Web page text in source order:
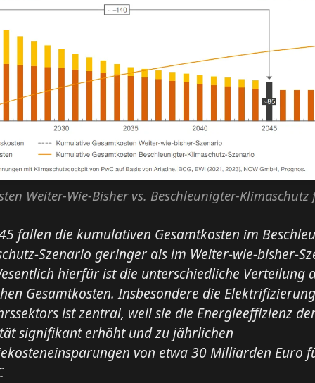
Weiter-Wie-Bisher vs. Beschleunigter-Klimaschutz
fallen die kumulativen Gesamtkosten im
Szenario geringer als im Weiter-wie-bisher-
hierfür ist die unterschiedliche Verteilung
Gesamtkosten. Insbesondere die
ist zentral, weil sie die Energieeffizienz
signifikant erhöht und zu jährlichen
von etwa 30 Milliarden Euro